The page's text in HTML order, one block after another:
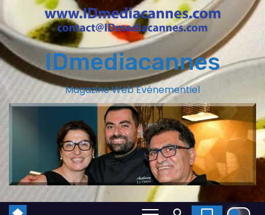
IDmediacannes
Magazine Web Evénementiel